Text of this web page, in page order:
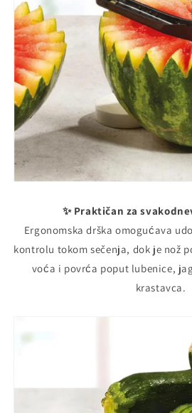
✨ Praktičan za
Ergonomska drška omogućava
kontrolu tokom sečenja, dok je nož
voća i povrća poput lubenice,
krastavca.